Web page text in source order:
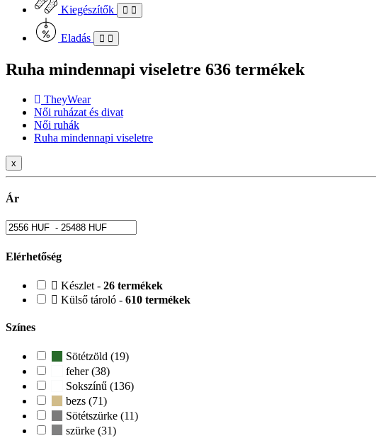
Kiegészítők
Eladás
Ruha mindennapi viseletre 636 termékek
TheyWear
Női ruházat és divat
Női ruhák
Ruha mindennapi viseletre
x
Ár
Elérhetőség
Készlet - 26 termékek
Külső tároló - 610 termékek
Színes
Sötétzöld (19)
feher (38)
Sokszínű (136)
bezs (71)
Sötétszürke (11)
szürke (31)